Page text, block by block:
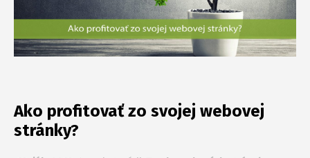
Ako profitovať zo svojej webovej
stránky?